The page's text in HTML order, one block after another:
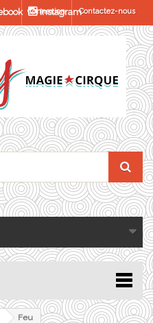
InstagramContactez-nous
Connexion
Feu